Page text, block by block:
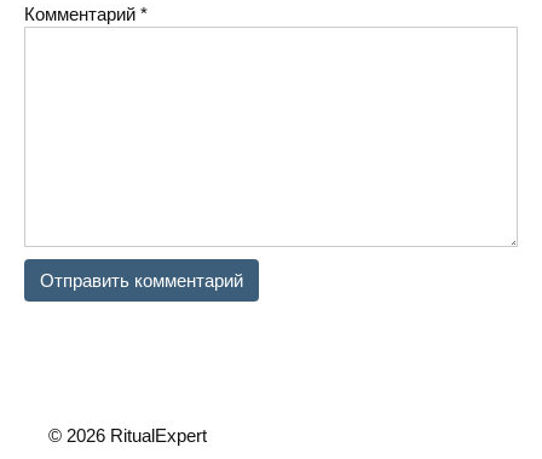
Комментарий *
© 2026 RitualExpert